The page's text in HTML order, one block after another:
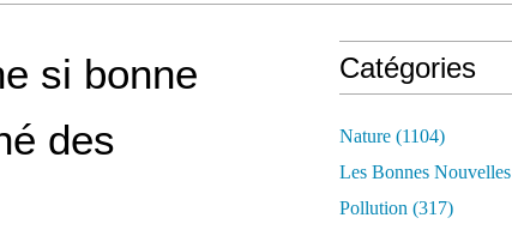
si bonne
des
Catégories
Nature (1104)
Les Bonnes Nouvelles
Pollution (317)